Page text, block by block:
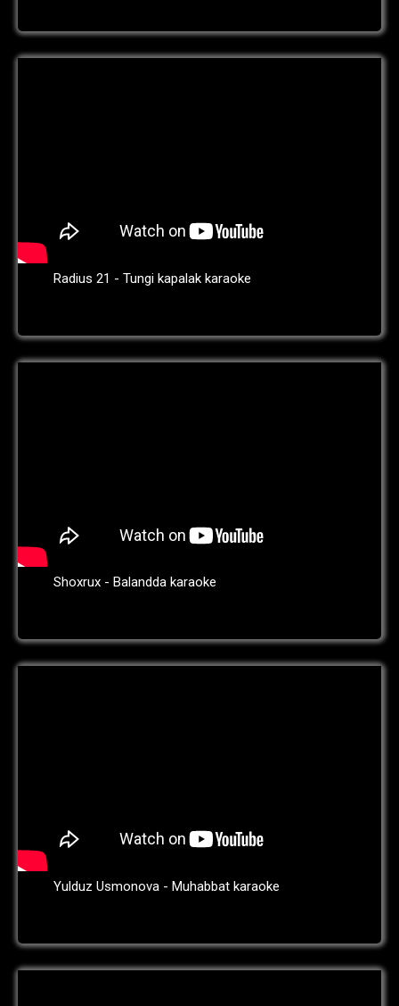
Radius 21 - Tungi kapalak karaoke
Shoxrux - Balandda karaoke
Yulduz Usmonova - Muhabbat karaoke